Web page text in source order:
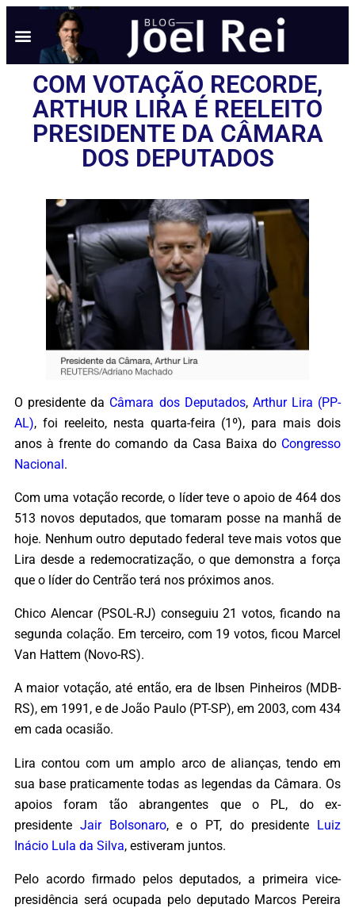
COM VOTAÇÃO RECORDE,
ARTHUR LIRA É REELEITO
PRESIDENTE DA CÂMARA
DOS DEPUTADOS
O presidente da Câmara dos Deputados, Arthur Lira (PP-
AL), foi reeleito, nesta quarta-feira (1º), para mais dois
anos à frente do comando da Casa Baixa do Congresso
Nacional.
Com uma votação recorde, o líder teve o apoio de 464 dos
513 novos deputados, que tomaram posse na manhã de
hoje. Nenhum outro deputado federal teve mais votos que
Lira desde a redemocratização, o que demonstra a força
que o líder do Centrão terá nos próximos anos.
Chico Alencar (PSOL-RJ) conseguiu 21 votos, ficando na
segunda colação. Em terceiro, com 19 votos, ficou Marcel
Van Hattem (Novo-RS).
A maior votação, até então, era de Ibsen Pinheiros (MDB-
RS), em 1991, e de João Paulo (PT-SP), em 2003, com 434
em cada ocasião.
Lira contou com um amplo arco de alianças, tendo em
sua base praticamente todas as legendas da Câmara. Os
apoios foram tão abrangentes que o PL, do ex-
presidente Jair Bolsonaro, e o PT, do presidente Luiz
Inácio Lula da Silva, estiveram juntos.
Pelo acordo firmado pelos deputados, a primeira vice-
presidência será ocupada pelo deputado Marcos Pereira